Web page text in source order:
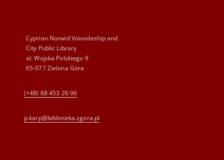
Cyprian Norwid Voivodeship and
City Public Library
al. Wojska Polskiego 9
65-077 Zielona Góra
(+48) 68 453 26 06
p.karp@biblioteka.zgora.pl